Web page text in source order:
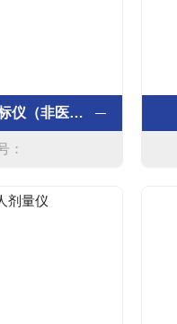
JC-1087A全波长酶标仪（非医用）
：